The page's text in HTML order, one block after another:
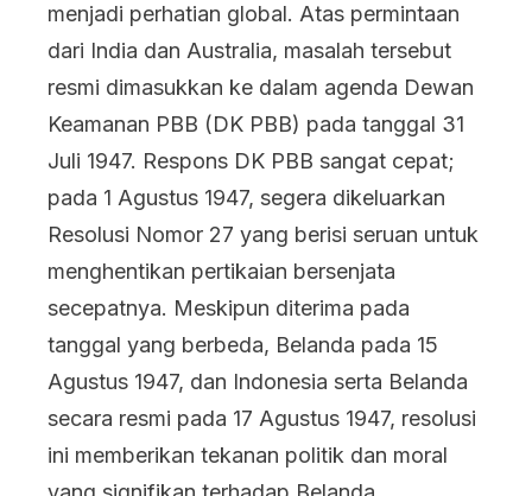
menjadi perhatian global. Atas permintaan
dari India dan Australia, masalah tersebut
resmi dimasukkan ke dalam agenda Dewan
Keamanan PBB (DK PBB) pada tanggal 31
Juli 1947. Respons DK PBB sangat cepat;
pada 1 Agustus 1947, segera dikeluarkan
Resolusi Nomor 27 yang berisi seruan untuk
menghentikan pertikaian bersenjata
secepatnya. Meskipun diterima pada
tanggal yang berbeda, Belanda pada 15
Agustus 1947, dan Indonesia serta Belanda
secara resmi pada 17 Agustus 1947, resolusi
ini memberikan tekanan politik dan moral